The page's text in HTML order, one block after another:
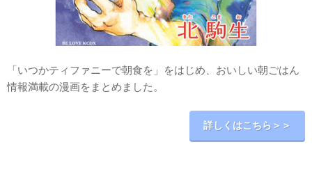
「いつかティファニーで朝食を」をはじめ、おいしい朝ごはん
情報満載の漫画をまとめました。
詳しくはこちら＞＞